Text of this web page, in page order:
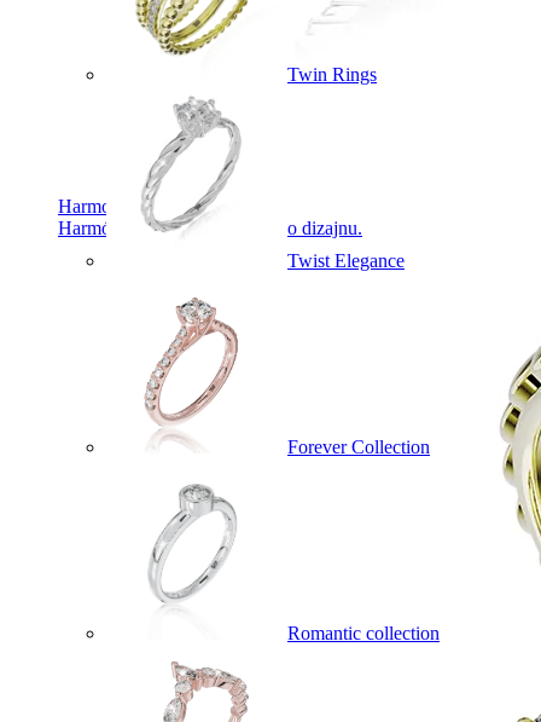
Harmony
Harmónia klasiky a moderného dizajnu.
Twin Rings
Twist Elegance
Forever Collection
Romantic collection